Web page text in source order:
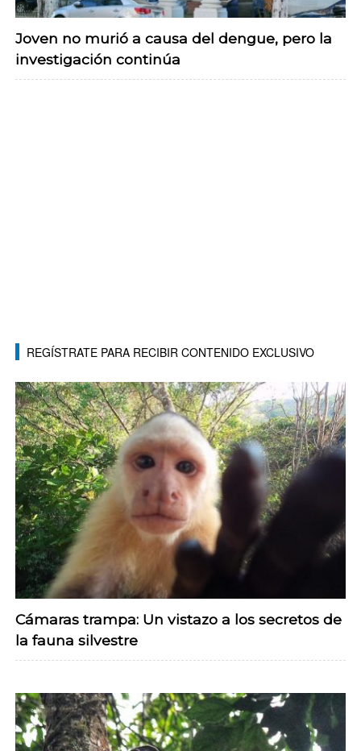
Joven no murió a causa del dengue, pero la
investigación continúa
REGÍSTRATE PARA RECIBIR CONTENIDO EXCLUSIVO
Cámaras trampa: Un vistazo a los secretos de
la fauna silvestre